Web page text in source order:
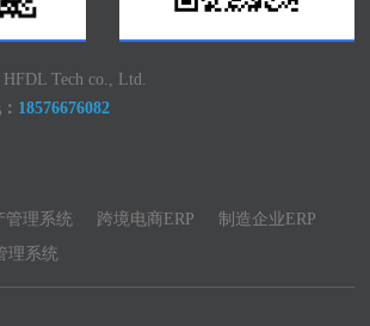
HFDL Tech co., Ltd.
18576676082
管理系统 跨境电商ERP
制造企业ERP
理系统